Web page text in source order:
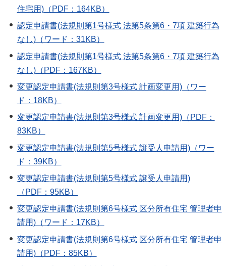
住宅用)（PDF：164KB）
認定申請書(法規則第1号様式 法第5条第6・7項 建築行為
なし)（ワード：31KB）
認定申請書(法規則第1号様式 法第5条第6・7項 建築行為
なし)（PDF：167KB）
変更認定申請書(法規則第3号様式 計画変更用)（ワー
ド：18KB）
変更認定申請書(法規則第3号様式 計画変更用)（PDF：
83KB）
変更認定申請書(法規則第5号様式 譲受人申請用)（ワー
ド：39KB）
変更認定申請書(法規則第5号様式 譲受人申請用)
（PDF：95KB）
変更認定申請書(法規則第6号様式 区分所有住宅 管理者申
請用)（ワード：17KB）
変更認定申請書(法規則第6号様式 区分所有住宅 管理者申
請用)（PDF：85KB）